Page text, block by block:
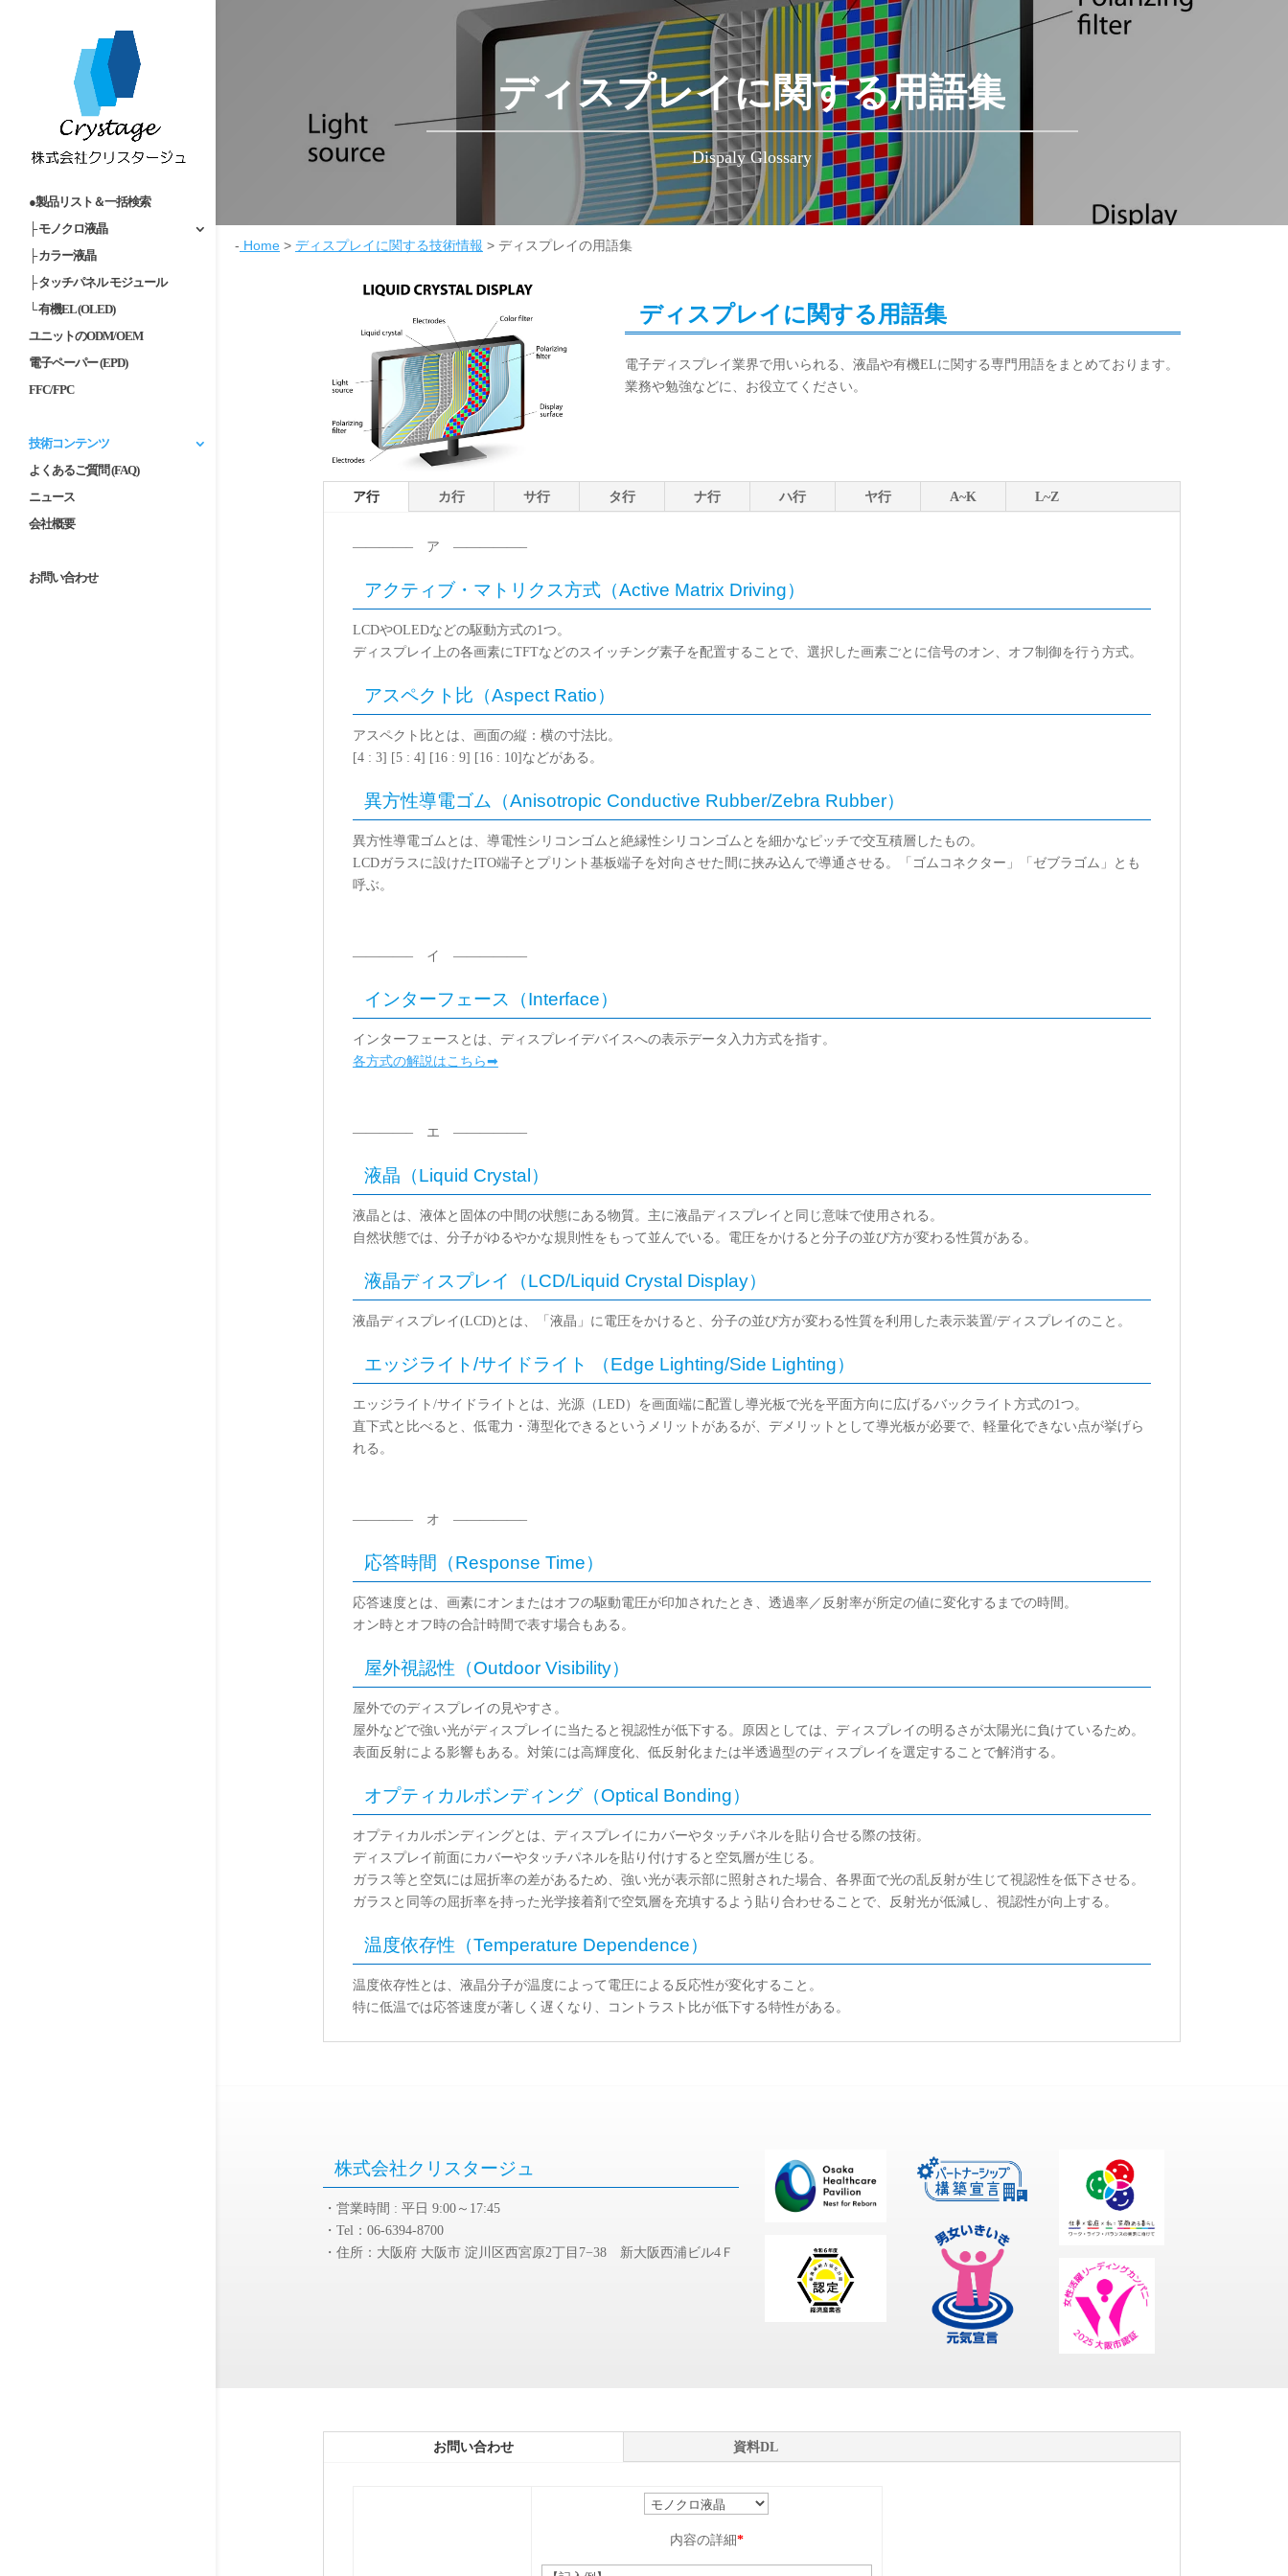
●製品リスト＆一括検索
├ モノクロ液晶
├ カラー液晶
├ タッチパネル モジュール
└ 有機EL (OLED)
ユニットのODM/OEM
電子ペーパー (EPD)
FFC/FPC
技術コンテンツ
よくあるご質問 (FAQ)
ニュース
会社概要
お問い合わせ
ディスプレイに関する用語集
Dispaly Glossary
- Home > ディスプレイに関する技術情報 > ディスプレイの用語集
ディスプレイに関する用語集
電子ディスプレイ業界で用いられる、液晶や有機ELに関する専門用語をまとめております。
業務や勉強などに、お役立てください。
ア行 カ行 サ行 タ行 ナ行 ハ行 ヤ行 A~K L~Z
————– ア —————–
アクティブ・マトリクス方式（Active Matrix Driving）
LCDやOLEDなどの駆動方式の1つ。
ディスプレイ上の各画素にTFTなどのスイッチング素子を配置することで、選択した画素ごとに信号のオン、オフ制御を行う方式。
アスペクト比（Aspect Ratio）
アスペクト比とは、画面の縦：横の寸法比。
[4 : 3] [5 : 4] [16 : 9] [16 : 10]などがある。
異方性導電ゴム（Anisotropic Conductive Rubber/Zebra Rubber）
異方性導電ゴムとは、導電性シリコンゴムと絶縁性シリコンゴムとを細かなピッチで交互積層したもの。
LCDガラスに設けたITO端子とプリント基板端子を対向させた間に挟み込んで導通させる。「ゴムコネクター」「ゼブラゴム」とも
呼ぶ。
————– イ —————–
インターフェース（Interface）
インターフェースとは、ディスプレイデバイスへの表示データ入力方式を指す。
各方式の解説はこちら➡
————– エ —————–
液晶（Liquid Crystal）
液晶とは、液体と固体の中間の状態にある物質。主に液晶ディスプレイと同じ意味で使用される。
自然状態では、分子がゆるやかな規則性をもって並んでいる。電圧をかけると分子の並び方が変わる性質がある。
液晶ディスプレイ（LCD/Liquid Crystal Display）
液晶ディスプレイ(LCD)とは、「液晶」に電圧をかけると、分子の並び方が変わる性質を利用した表示装置/ディスプレイのこと。
エッジライト/サイドライト （Edge Lighting/Side Lighting）
エッジライト/サイドライトとは、光源（LED）を画面端に配置し導光板で光を平面方向に広げるバックライト方式の1つ。
直下式と比べると、低電力・薄型化できるというメリットがあるが、デメリットとして導光板が必要で、軽量化できない点が挙げら
れる。
————– オ —————–
応答時間（Response Time）
応答速度とは、画素にオンまたはオフの駆動電圧が印加されたとき、透過率／反射率が所定の値に変化するまでの時間。
オン時とオフ時の合計時間で表す場合もある。
屋外視認性（Outdoor Visibility）
屋外でのディスプレイの見やすさ。
屋外などで強い光がディスプレイに当たると視認性が低下する。原因としては、ディスプレイの明るさが太陽光に負けているため。
表面反射による影響もある。対策には高輝度化、低反射化または半透過型のディスプレイを選定することで解消する。
オプティカルボンディング（Optical Bonding）
オプティカルボンディングとは、ディスプレイにカバーやタッチパネルを貼り合せる際の技術。
ディスプレイ前面にカバーやタッチパネルを貼り付けすると空気層が生じる。
ガラス等と空気には屈折率の差があるため、強い光が表示部に照射された場合、各界面で光の乱反射が生じて視認性を低下させる。
ガラスと同等の屈折率を持った光学接着剤で空気層を充填するよう貼り合わせることで、反射光が低減し、視認性が向上する。
温度依存性（Temperature Dependence）
温度依存性とは、液晶分子が温度によって電圧による反応性が変化すること。
特に低温では応答速度が著しく遅くなり、コントラスト比が低下する特性がある。
株式会社クリスタージュ
・営業時間 : 平日 9:00～17:45
・Tel：06-6394-8700
・住所：大阪府 大阪市 淀川区西宮原2丁目7−38 新大阪西浦ビル4Ｆ
お問い合わせ 資料DL
内容の詳細*